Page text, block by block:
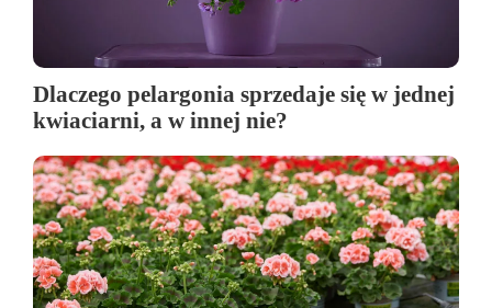
Dlaczego pelargonia sprzedaje się w jednej
kwiaciarni, a w innej nie?